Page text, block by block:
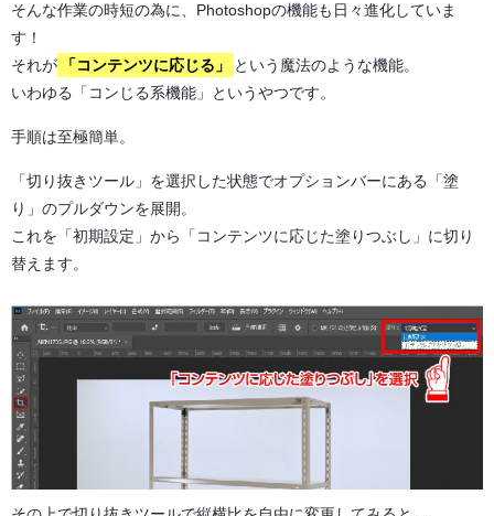
そんな作業の時短の為に、Photoshopの機能も日々進化していま
す！
それが
「コンテンツに応じる」
という魔法のような機能。
いわゆる「コンじる系機能」というやつです。
手順は至極簡単。
「切り抜きツール」を選択した状態でオプションバーにある「塗
り」のプルダウンを展開。
これを「初期設定」から「コンテンツに応じた塗りつぶし」に切り
替えます。